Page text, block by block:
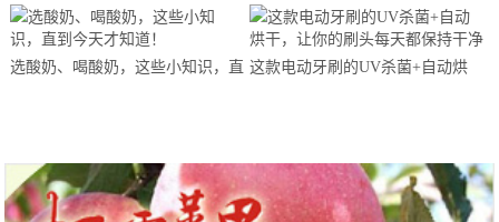
马拉松超级精英赛顺德海骏达中心
站欢乐开跑
选酸奶、喝酸奶，这些小知识，直 这款电动牙刷的UV杀菌+自动烘